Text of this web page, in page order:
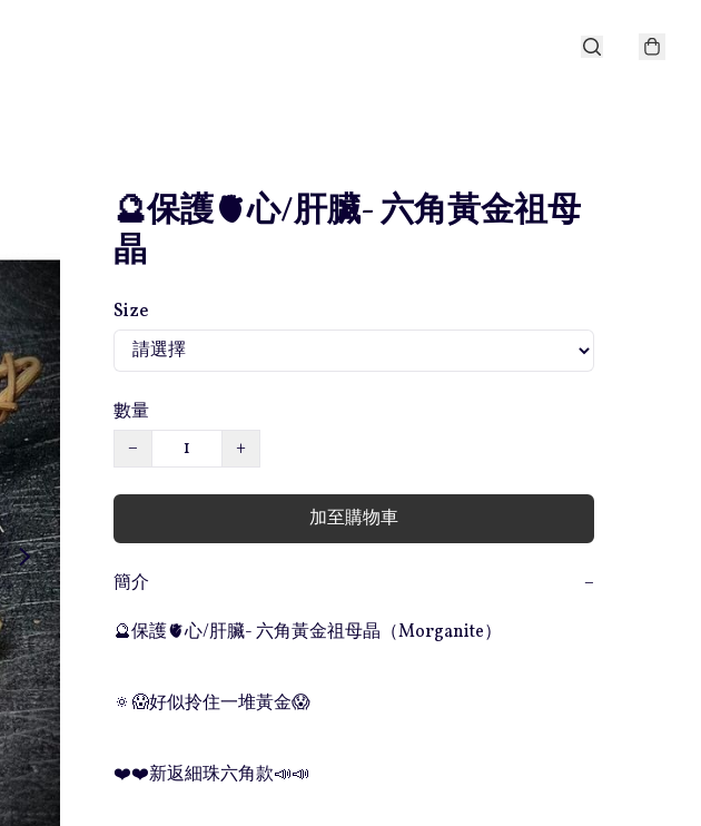
🔮保護🫀心/肝臟- 六角黃金祖母
晶
Size
數量
−
+
加至購物車
簡介
−
🔮保護🫀心/肝臟- 六角黃金祖母晶（Morganite）
🔅😱好似拎住一堆黃金😱
❤️❤️新返細珠六角款📣📣